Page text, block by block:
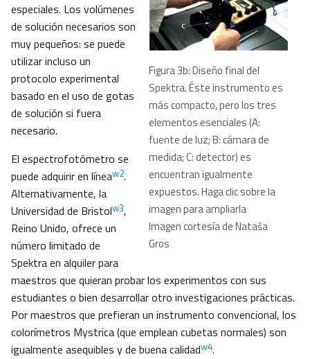
Figura 3b: Diseño final del
Spektra. Éste instrumento es
más compacto, pero los tres
elementos esenciales (A:
fuente de luz; B: cámara de
medida; C: detector) es
encuentran igualmente
expuestos. Haga clic sobre la
imagen para ampliarla
Imagen cortesía de Nataša
Gros
especiales. Los volúmenes
de solución necesarios son
muy pequeños: se puede
utilizar incluso un
protocolo experimental
basado en el uso de gotas
de solución si fuera
necesario.
El espectrofotómetro se
puede adquirir en líneaw2.
Alternativamente, la
Universidad de Bristolw3,
Reino Unido, ofrece un
número limitado de
Spektra en alquiler para
maestros que quieran probar los experimentos con sus
estudiantes o bien desarrollar otro investigaciones prácticas.
Por maestros que prefieran un instrumento convencional, los
colorímetros Mystrica (que emplean cubetas normales) son
igualmente asequibles y de buena calidadw4.